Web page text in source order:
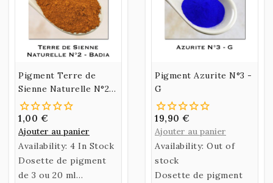
Pigment Terre de
Sienne Naturelle N°2 -
Badia
1,00 €
Ajouter au panier
Availability: 4 In Stock
Dosette de pigment
de 3 ou 20 ml
Pigment Azurite N°3 -
G
19,90 €
Ajouter au panier
Availability: Out of
stock
Dosette de pigment